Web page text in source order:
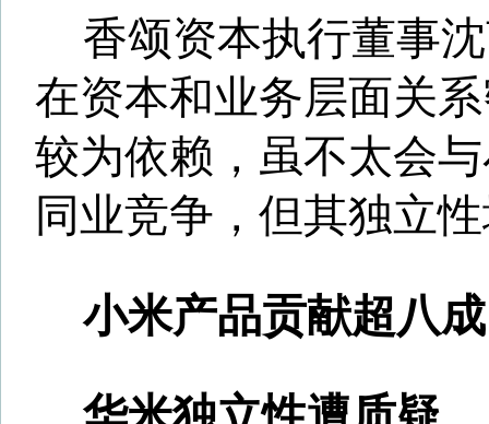
交易所挂牌，代码“HMI”。其
监会（SEC）提交了更新后的
（IPO）美国存托股票（ADS
册文件。招股书显示，每股
预计为10美元至12美元。如承
配售权，融资总额最高可达
而华米调整前的招股书显示
(7505.7722, 94.61, 1.28%)全